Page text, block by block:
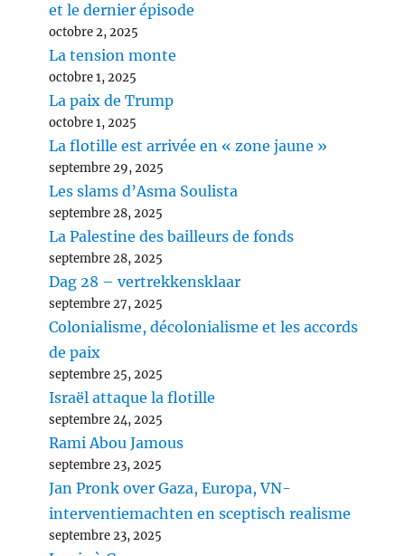
et le dernier épisode
octobre 2, 2025
La tension monte
octobre 1, 2025
La paix de Trump
octobre 1, 2025
La flotille est arrivée en « zone jaune »
septembre 29, 2025
Les slams d’Asma Soulista
septembre 28, 2025
La Palestine des bailleurs de fonds
septembre 28, 2025
Dag 28 – vertrekkensklaar
septembre 27, 2025
Colonialisme, décolonialisme et les accords
de paix
septembre 25, 2025
Israël attaque la flotille
septembre 24, 2025
Rami Abou Jamous
septembre 23, 2025
Jan Pronk over Gaza, Europa, VN-
interventiemachten en sceptisch realisme
septembre 23, 2025